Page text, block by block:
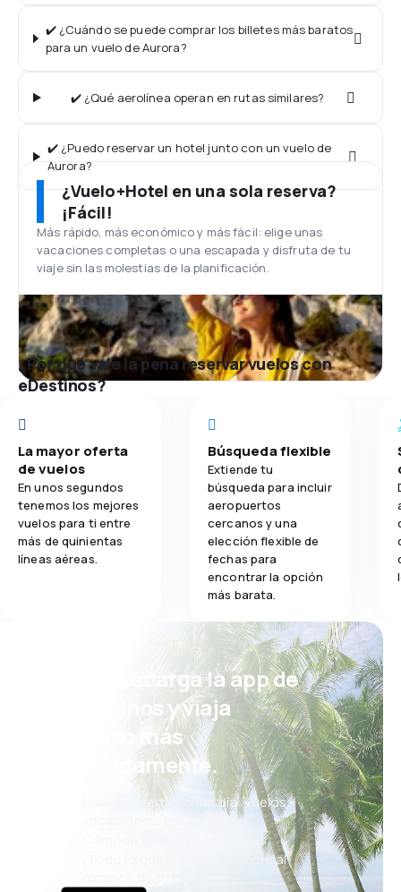
✔️ ¿Cuándo se puede comprar los billetes más baratos
para un vuelo de Aurora?
✔️ ¿Qué aerolínea operan en rutas similares?
✔️ ¿Puedo reservar un hotel junto con un vuelo de
Aurora?
¿Vuelo+Hotel en una sola reserva?
¡Fácil!
Más rápido, más económico y más fácil: elige unas
vacaciones completas o una escapada y disfruta de tu
viaje sin las molestias de la planificación.
¿Por qué vale la pena reservar vuelos con
eDestinos?
La mayor oferta
de vuelos
En unos segundos
tenemos los mejores
vuelos para ti entre
más de quinientas
líneas aéreas.
Búsqueda flexible
Extiende tu
búsqueda para incluir
aeropuertos
cercanos y una
elección flexible de
fechas para
encontrar la opción
más barata.
¡Eh! Descarga la app de
eDestinos y viaja
incluso más
cómodamente.
Nuevas ofertas cada día: vuelos,
vacaciones, escapadas
Cómoda gestión de reservas
¡Todo lo que importa, siempre al